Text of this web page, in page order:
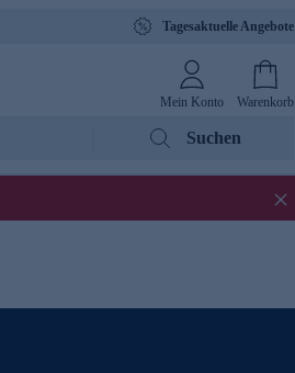
Tagesaktuelle Angebote
Mein Konto Warenkorb
Suchen